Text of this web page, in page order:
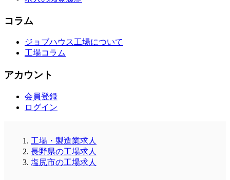
コラム
ジョブハウス工場について
工場コラム
アカウント
会員登録
ログイン
工場・製造業求人
長野県の工場求人
塩尻市の工場求人